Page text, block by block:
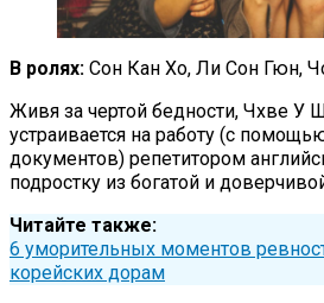
В ролях: Сон Кан Хо, Ли Сон Гюн,
Живя за чертой бедности, Чхве У
устраивается на работу (с
документов) репетитором
подростку из богатой и
Читайте также:
6 уморительных моментов
корейских дорам